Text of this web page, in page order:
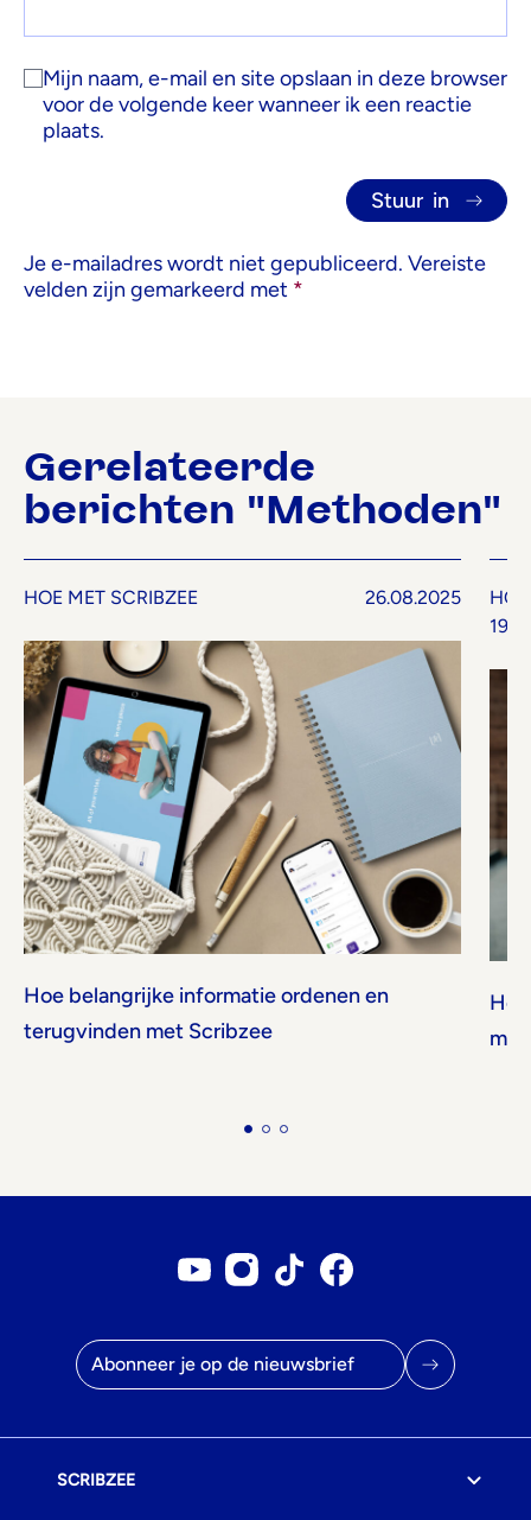
Mijn naam, e-mail en site opslaan in deze browser
voor de volgende keer wanneer ik een reactie
plaats.
Je e-mailadres wordt niet gepubliceerd. Vereiste
velden zijn gemarkeerd met *
Gerelateerde
berichten "Methoden"
HOE MET SCRIBZEE 26.08.2025
Hoe belangrijke informatie ordenen en
terugvinden met Scribzee
E-mailadres
SCRIBZEE